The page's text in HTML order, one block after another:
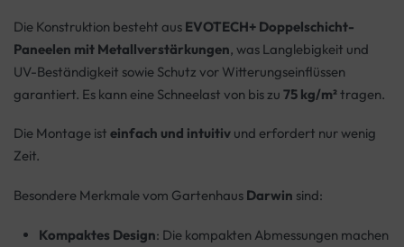
Die Konstruktion besteht aus EVOTECH+ Doppelschicht-
Paneelen mit Metallverstärkungen, was Langlebigkeit und
UV-Beständigkeit sowie Schutz vor Witterungseinflüssen
garantiert. Es kann eine Schneelast von bis zu 75 kg/m²tragen.
Die Montage ist einfach und intuitiv und erfordert nur wenig
Zeit.
Besondere Merkmale vom Gartenhaus Darwin sind:
Kompaktes Design: Die kompakten Abmessungen machen